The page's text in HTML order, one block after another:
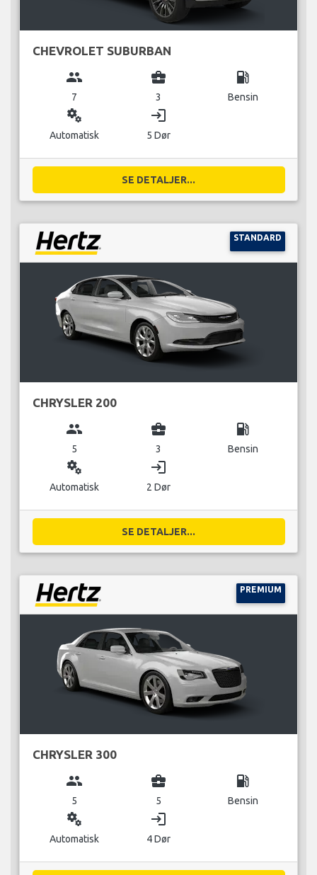
CHEVROLET SUBURBAN
group
7
business_center
3
local_gas_station
Bensin
miscellaneous_services
Automatisk
login
5 Dør
SE DETALJER...
STANDARD
CHRYSLER 200
group
5
business_center
3
local_gas_station
Bensin
miscellaneous_services
Automatisk
login
2 Dør
SE DETALJER...
PREMIUM
CHRYSLER 300
group
5
business_center
5
local_gas_station
Bensin
miscellaneous_services
Automatisk
login
4 Dør